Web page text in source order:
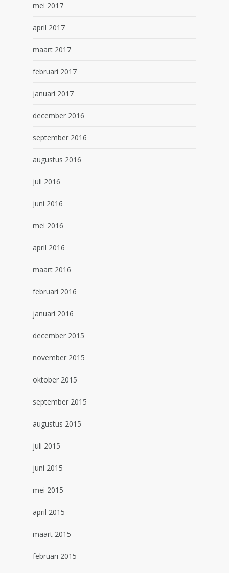
mei 2017
april 2017
maart 2017
februari 2017
januari 2017
december 2016
september 2016
augustus 2016
juli 2016
juni 2016
mei 2016
april 2016
maart 2016
februari 2016
januari 2016
december 2015
november 2015
oktober 2015
september 2015
augustus 2015
juli 2015
juni 2015
mei 2015
april 2015
maart 2015
februari 2015